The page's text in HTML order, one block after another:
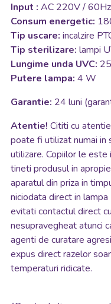
Input : AC 220V / 60Hz
Consum energetic:
Tip uscare: incalzire
Tip sterilizare: lampi
Lungime unda UVC:
Putere lampa: 4 W
Garantie: 24 luni
Atentie! Cititi cu
poate fi utilizat numai in
utilizare. Copiilor le este
tineti produsul in
aparatul din priza in
niciodata direct in
evitati contactul direct
nesupravegheat atunci
agenti de curatare
expus direct razelor
temperaturi ridicate.